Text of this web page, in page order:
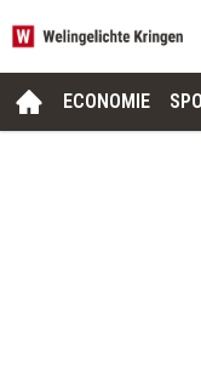
ECONOMIE